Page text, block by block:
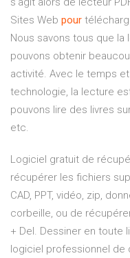
Sites Web pour
Nous savons tous que
pouvons obtenir
activité. Avec le temps
technologie, la lecture
pouvons lire des livres
etc.
Logiciel gratuit de
récupérer les fichiers
CAD, PPT, vidéo, zip,
corbeille, ou de
+ Del. Dessiner en toute
logiciel professionnel de